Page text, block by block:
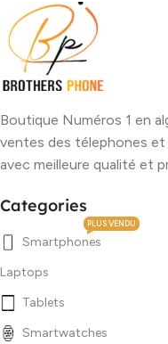
Boutique Numéros 1 en
ventes des télephones et
avec meilleure qualité et
Categories
Smartphones
PLUS VENDU
Laptops
Tablets
Smartwatches